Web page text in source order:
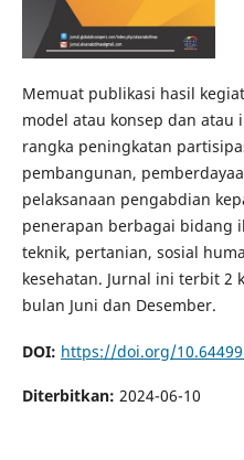
Memuat publikasi hasil
model atau konsep dan atau
rangka peningkatan
pembangunan,
pelaksanaan pengabdian
penerapan berbagai bidang
teknik, pertanian, sosial
kesehatan. Jurnal ini terbit 2
bulan Juni dan Desember.
DOI: https://doi.org/
Diterbitkan: 2024-06-10